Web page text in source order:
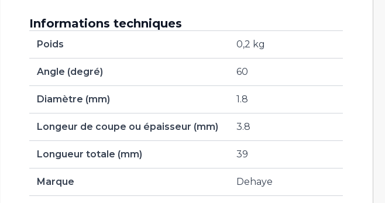
Informations techniques
Poids 0,2 kg
Angle (degré) 60
Diamètre (mm) 1.8
Longeur de coupe ou épaisseur (mm) 3.8
Longueur totale (mm) 39
Marque Dehaye